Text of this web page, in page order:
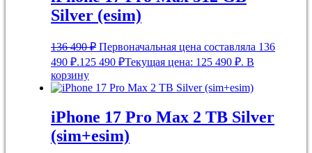
Silver (esim)
136 490₽ Первоначальная цена составляла 136
490 ₽.125 490 ₽Текущая цена: 125 490 ₽. В
корзину
iPhone 17 Pro Max 2 TB Silver
(sim+esim)